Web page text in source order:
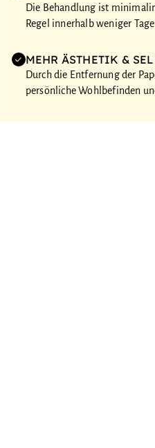
Die Behandlung ist
Regel innerhalb weniger
MEHR ÄSTHETIK &
Durch die Entfernung der
persönliche Wohlbefinden